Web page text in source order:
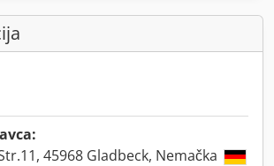
45968 Gladbeck, Nemačka